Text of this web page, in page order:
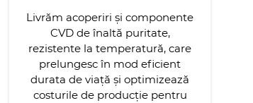
Livrăm acoperiri și componente
CVD de înaltă puritate,
rezistente la temperatură, care
prelungesc în mod eficient
durata de viață și optimizează
costurile de producție pentru